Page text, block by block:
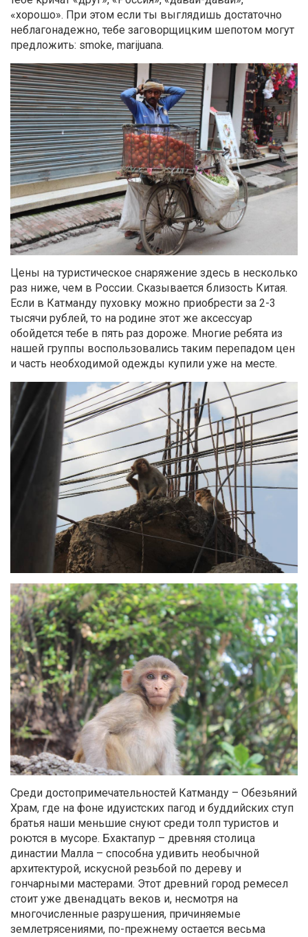
«хорошо». При этом если ты выглядишь достаточно
неблагонадежно, тебе заговорщицким шепотом могут
предложить: smoke, marijuana.
Цены на туристическое снаряжение здесь в несколько
раз ниже, чем в России. Сказывается близость Китая.
Если в Катманду пуховку можно приобрести за 2-3
тысячи рублей, то на родине этот же аксессуар
обойдется тебе в пять раз дороже. Многие ребята из
нашей группы воспользовались таким перепадом цен
и часть необходимой одежды купили уже на месте.
Среди достопримечательностей Катманду – Обезьяний
Храм, где на фоне идуистских пагод и буддийских ступ
братья наши меньшие снуют среди толп туристов и
роются в мусоре. Бхактапур – древняя столица
династии Малла – способна удивить необычной
архитектурой, искусной резьбой по дереву и
гончарными мастерами. Этот древний город ремесел
стоит уже двенадцать веков и, несмотря на
многочисленные разрушения, причиняемые
землетрясениями, по-прежнему остается весьма